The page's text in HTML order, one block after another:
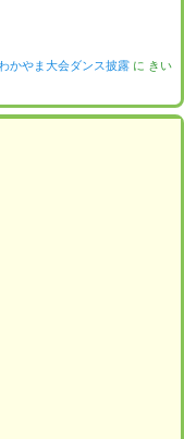
かやま大会ダンス披露 に きい